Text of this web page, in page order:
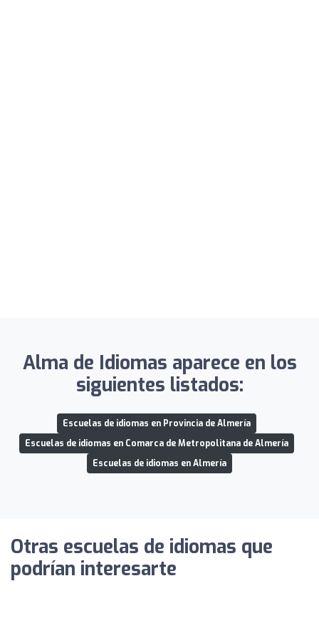
Alma de Idiomas aparece en los
siguientes listados:
Escuelas de idiomas en Provincia de Almería
Escuelas de idiomas en Comarca de Metropolitana de Almería
Escuelas de idiomas en Almería
Otras escuelas de idiomas que
podrían interesarte